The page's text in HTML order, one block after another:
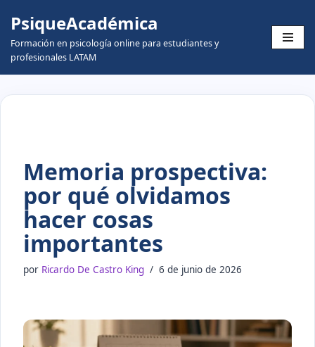
Skip
to
content
PsiqueAcadémica
Formación en psicología online para estudiantes y
profesionales LATAM
Memoria prospectiva:
por qué olvidamos
hacer cosas
importantes
por Ricardo De Castro King 6 de junio de 2026